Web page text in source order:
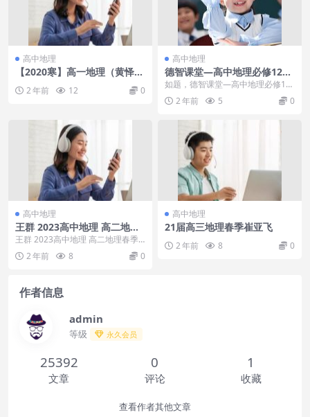
高中地理
【2020寒】高一地理（黄怿
2 年前 12 0
高中地理
德智课堂—高中地理必修12
3、区域地理、高考一二三轮
如题，德智课堂—高中地理必修12
3、区域地理、高考一二三轮全套1
1....2 年前 5 0
高中地理
王群 2023高中地理 高二地理
春季班
王群 2023高中地理 高二地理春季
班 目录：01.直播【同步第1讲】选
必2：城...
2 年前 8 0
高中地理
21届高三地理春季崔亚飞
2 年前 8 0
作者信息
admin
等级 永久会员
25392
文章
0
评论
1
收藏
查看作者其他文章